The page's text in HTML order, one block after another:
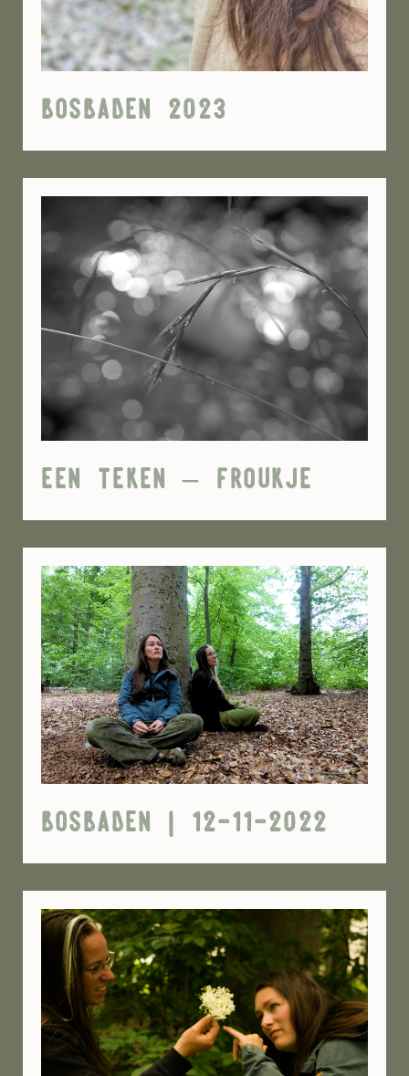
bosbaden 2023
een teken – froukje
bosbaden | 12-11-2022